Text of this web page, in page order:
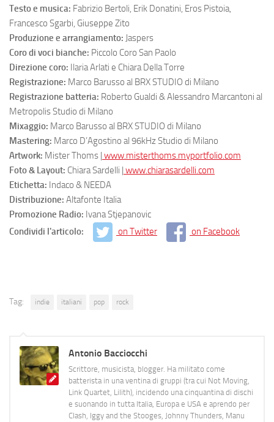
Testo e musica: Fabrizio Bertoli, Erik Donatini, Eros Pistoia,
Francesco Sgarbi, Giuseppe Zito
Produzione e arrangiamento: Jaspers
Coro di voci bianche: Piccolo Coro San Paolo
Direzione coro: Ilaria Arlati e Chiara Della Torre
Registrazione: Marco Barusso al BRX STUDIO di Milano
Registrazione batteria: Roberto Gualdi & Alessandro Marcantoni al
Metropolis Studio di Milano
Mixaggio: Marco Barusso al BRX STUDIO di Milano
Mastering: Marco D’Agostino al 96kHz Studio di Milano
Artwork: Mister Thoms | www.misterthoms.myportfolio.com
Foto & Layout: Chiara Sardelli | www.chiarasardelli.com
Etichetta: Indaco & NEEDA
Distribuzione: Altafonte Italia
Promozione Radio: Ivana Stjepanovic
Condividi l'articolo:
on Twitter on Facebook
Tag: indie italiani pop rock
Antonio Bacciocchi
Scrittore, musicista, blogger. Ha militato come
batterista in una ventina di gruppi (tra cui Not Moving,
Link Quartet, Lilith), incidendo una cinquantina di dischi
e suonando in tutta Italia, Europa e USA e aprendo per
Clash, Iggy and the Stooges, Johnny Thunders, Manu